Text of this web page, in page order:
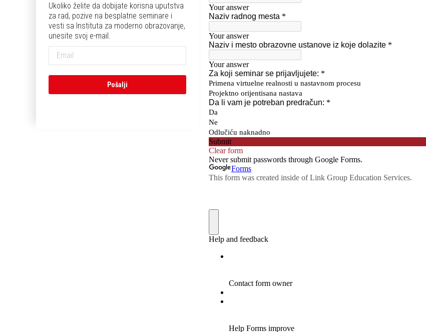
Ukoliko želite da dobijate korisna uputstva
za rad, pozive na besplatne seminare i
vesti sa Instituta za moderno obrazovanje,
unesite svoj e-mail.